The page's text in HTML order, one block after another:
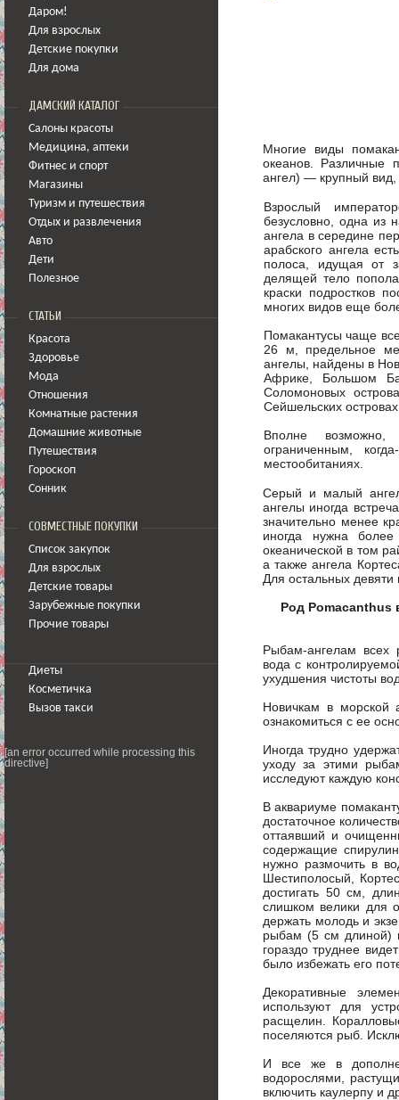
Даром!
Для взрослых
Детские покупки
Для дома
ДАМСКИЙ КАТАЛОГ
Салоны красоты
Медицина, аптеки
Фитнес и спорт
Магазины
Туризм и путешествия
Отдых и развлечения
Авто
Дети
Полезное
СТАТЬИ
Красота
Здоровье
Мода
Отношения
Комнатные растения
Домашние животные
Путешествия
Гороскоп
Сонник
СОВМЕСТНЫЕ ПОКУПКИ
Список закупок
Для взрослых
Детские товары
Зарубежные покупки
Прочие товары
Диеты
Косметичка
Вызов такси
[an error occurred while processing this
directive]
Многие виды
океанов. Различные
ангел) — крупный вид,
Взрослый
безусловно, одна из
ангела в середине
арабского ангела
полоса, идущая от
делящей тело
краски подростков
многих видов еще
Помакантусы чаще
26 м, предельное
ангелы, найдены в
Африке, Большом
Соломоновых
Сейшельских
Вполне
ограниченным,
местообитаниях.
Серый и малый
ангелы иногда
значительно менее
иногда нужна
океанической в том
а также ангела
Для остальных
Род Pomacanthus
Рыбам-ангелам всех
вода с
ухудшения чистоты
Новичкам в морской
ознакомиться с ее
Иногда трудно
уходу за этими
исследуют каждую
В аквариуме
достаточное
оттаявший и
содержащие
нужно размочить в
Шестиполосый,
достигать 50 см,
слишком велики для
держать молодь и
рыбам (5 см длиной)
гораздо труднее
было избежать его
Декоративные
используют для
расщелин.
поселяются рыб.
И все же в
водорослями,
включить каулерпу и